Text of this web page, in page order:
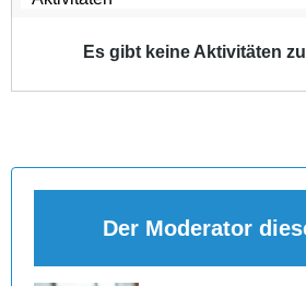
Es gibt keine Aktivitäten
Der Moderator